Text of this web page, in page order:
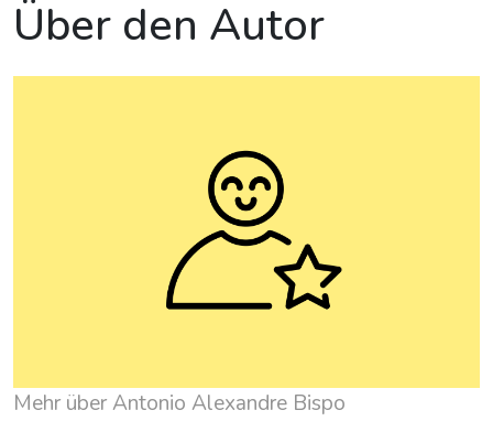
Über den Autor
Mehr über Antonio Alexandre Bispo